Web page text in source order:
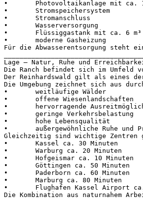
•	Photovoltaikanlage mit ca. 17 kWp Leistung
•	Stromspeichersystem
•	Stromanschluss
•	Wasserversorgung
•	Flüssiggastank mit ca. 6 m³ Fassungsvermögen
•	moderne Gasheizung
Für die Abwasserentsorgung steht
Lage – Natur, Ruhe und
Die Ranch befindet sich im Umfeld
Der Reinhardswald gilt als eines der
Die Umgebung zeichnet sich aus
•	weitläufige Wälder
•	offene Wiesenlandschaften
•	hervorragende Ausreitmöglichkeiten
•	geringe Verkehrsbelastung
•	hohe Lebensqualität
•	außergewöhnliche Ruhe und Privatsphäre
Gleichzeitig sind wichtige Zentren
•	Kassel ca. 30 Minuten
•	Warburg ca. 20 Minuten
•	Hofgeismar ca. 10 Minuten
•	Göttingen ca. 50 Minuten
•	Paderborn ca. 60 Minuten
•	Marburg ca. 80 Minuten
•	Flughafen Kassel Airport ca. 20 Minuten
Die Kombination aus naturnahem